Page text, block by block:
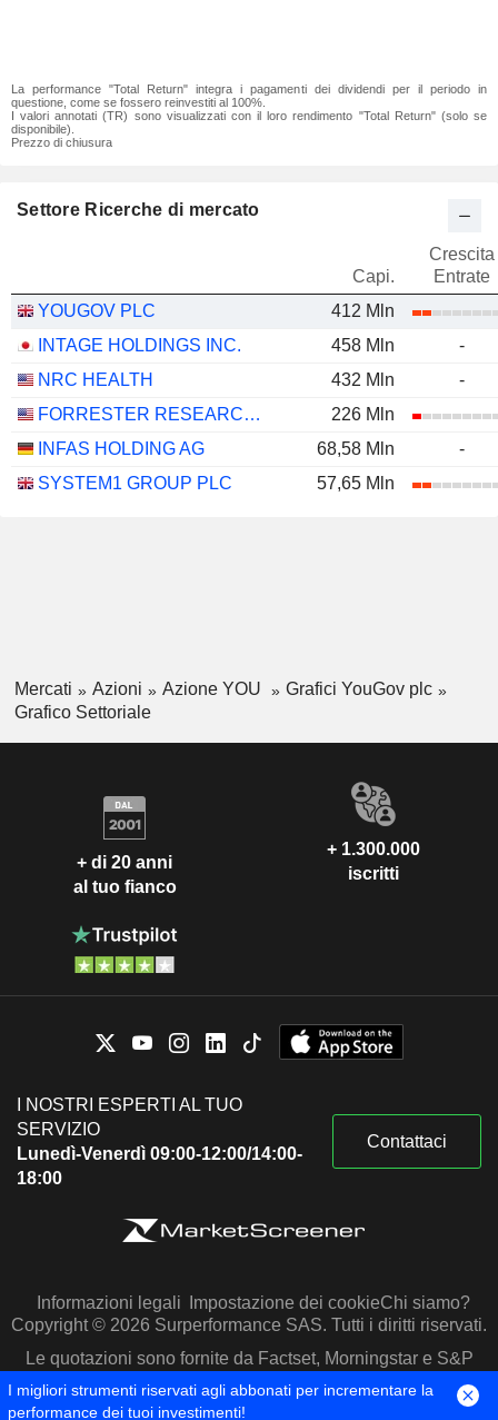
La performance "Total Return" integra i pagamenti dei dividendi per il periodo in
questione, come se fossero reinvestiti al 100%.
I valori annotati (TR) sono visualizzati con il loro rendimento "Total Return" (solo se
disponibile).
Prezzo di chiusura
Settore Ricerche di mercato
Capi.
Crescita
Entrate
YOUGOV PLC
412 Mln
INTAGE HOLDINGS INC.
458 Mln
-
NRC HEALTH
432 Mln
-
FORRESTER RESEARCH, INC.
226 Mln
INFAS HOLDING AG
68,58 Mln
-
SYSTEM1 GROUP PLC
57,65 Mln
Mercati Azioni Azione YOU
Grafici YouGov plc
Grafico Settoriale
+ di 20 anni
al tuo fianco
+ 1.300.000
iscritti
I NOSTRI ESPERTI AL TUO
SERVIZIO
Lunedì-Venerdì 09:00-12:00/14:00-
18:00
Contattaci
Informazioni legali Impostazione dei cookieChi siamo?
Copyright © 2026 Surperformance SAS. Tutti i diritti riservati.
Le quotazioni sono fornite da Factset, Morningstar e S&P
Capital IQ
I migliori strumenti riservati agli abbonati per incrementare la
performance dei tuoi investimenti!